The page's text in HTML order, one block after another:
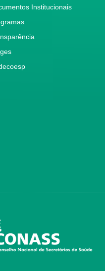
Institucionais